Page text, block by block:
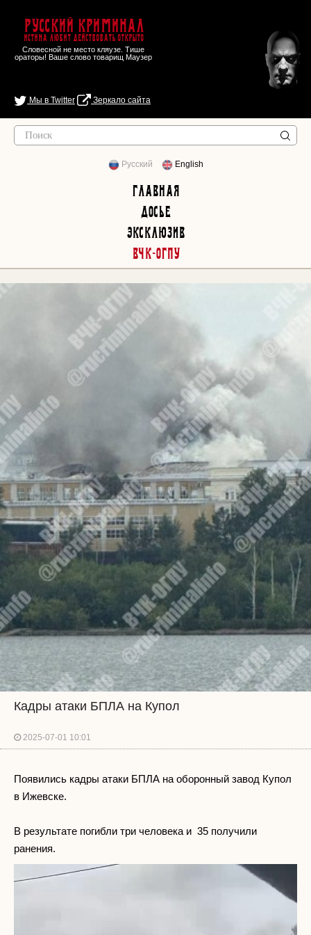
Русский Криминал
Истина любит действовать открыто
Словесной не место кляузе. Тише
ораторы! Ваше слово товарищ Маузер
Мы в Twitter Зеркало сайта
Русский English
Главная
Досье
Эксклюзив
ВЧК-ОГПУ
Кадры атаки БПЛА на Купол
2025-07-01 10:01
Появились кадры атаки БПЛА на оборонный завод Купол
в Ижевске.
В результате погибли три человека и 35 получили
ранения.